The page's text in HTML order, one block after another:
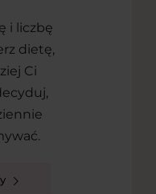
i liczbę
dietę,
Ci